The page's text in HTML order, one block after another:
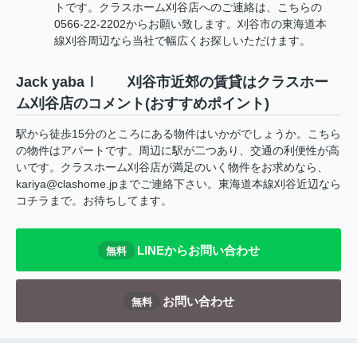
トです。クラスホーム刈谷店へのご連絡は、こちらの
0566-22-2202からお願い致します。刈谷市の東海道本
線刈谷周辺なら当社で幅広くお探しいただけます。
Jack yabaⅠ 刈谷市近郊の賃貸はクラスホー
ム刈谷店のコメント(おすすめポイント)
駅から徒歩15分のところにある物件はいかがでしょうか。こちら
の物件はアパートです。周辺に駅が二つあり、交通の利便性が高
いです。クラスホーム刈谷店が満足のいく物件をお求めなら、
kariya@clashome.jpまでご連絡下さい。東海道本線刈谷近辺なら
コチラまで。お待ちしてます。
無料 LINEからお問い合わせ
無料 お問い合わせ